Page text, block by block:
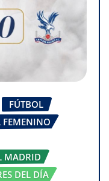
FÚTBOL
FEMENINO
MADRID
DEL DÍA